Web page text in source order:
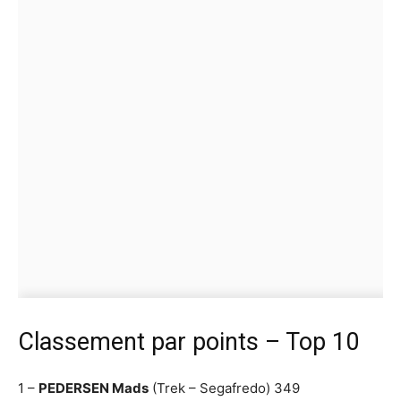
Classement par points – Top 10
1 – PEDERSEN Mads (Trek – Segafredo) 349